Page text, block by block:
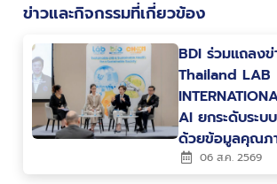
ข่าวและกิจกรรมที่เกี่ยวข้อง
BDI ร่วมแถลงข่
Thailand LAB
AI ยกระดับระบ
ด้วยข้อมูลคุณภ
06 ส.ค. 2569